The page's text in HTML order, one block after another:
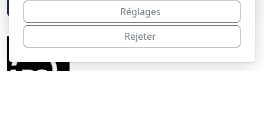
En savoir plus
Réglages
Rejeter